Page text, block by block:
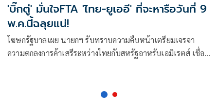
'บิ๊กตู่' มั่นใจFTA 'ไทย-ยูเออี' ที่จะหารือวันที่ 9
พ.ค.นี้ฉลุยแน่!
โฆษกรัฐบาลเผย นายกฯ รับทราบความคืบหน้าเตรียมเจรจา
ความตกลงการค้าเสรีระหว่างไทยกับสหรัฐอาหรับเอมิเรตส์ เชื่อ